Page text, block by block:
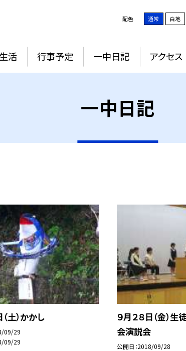
配色 通常 白地
活 行事予定 一中日記 アクセス
一中日記
土）かかし
09/29
09/29
９月２８日（金）
会演説会
公開日 2018/09/28